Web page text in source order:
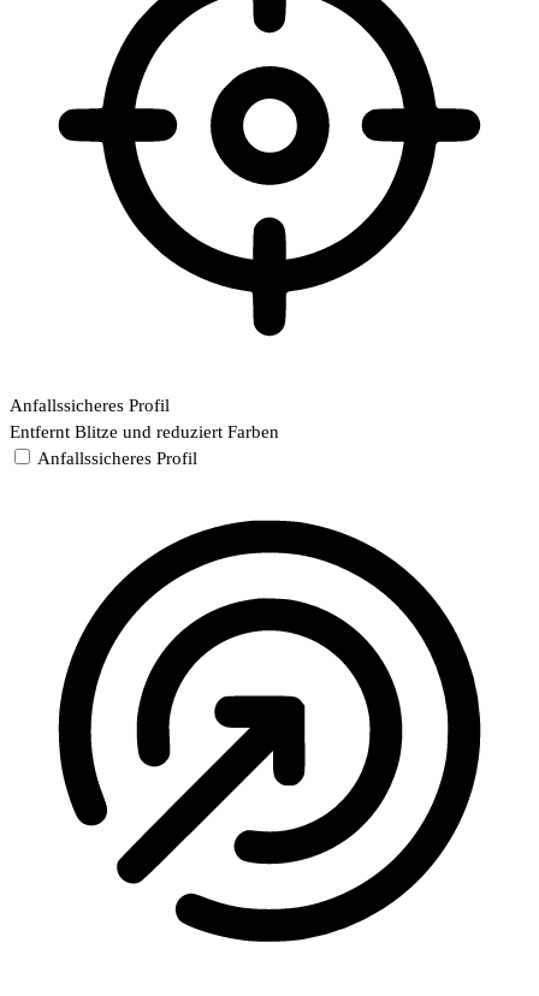
Anfallssicheres Profil
Entfernt Blitze und reduziert Farben
Anfallssicheres Profil